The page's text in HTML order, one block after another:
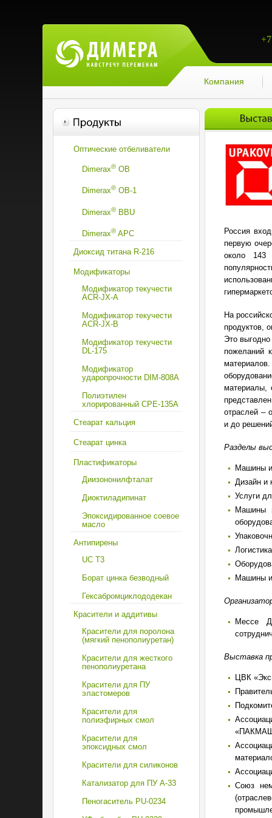
Компания
Оптические отбеливатели
Dimerax®OB
Dimerax®OВ-1
Dimerax®BBU
Dimerax®APC
Диоксид титана R-216
Модификаторы
Модификатор текучести
ACR-JX-A
Модификатор текучести
ACR-JX-B
Модификатор текучести
DL-175
Модификатор
ударопрочности DIM-808А
Полиэтилен
хлорированный CPE-135А
Стеарат кальция
Стеарат цинка
Пластификаторы
Диизононилфталат
Диоктиладипинат
Эпоксидированное соевое
масло
Антипирены
UC T3
Борат цинка безводный
Гексабромциклододекан
Красители и аддитивы
Красители для поролона
(мягкий пенополиуретан)
Красители для жесткого
пенополиуретана
Красители для ПУ
эластомеров
Красители для
полиэфирных смол
Красители для
эпоксидных смол
Красители для силиконов
Катализатор для ПУ A-33
Пеногаситель PU-0234
Россия
первую
около 143
На
продуктов,
Это
пожеланий
материалы,
отраслей –
и до
Разделы
Машины и
Дизайн и
Услуги
Машины
Машины и
Мессе
Выставка
ЦВК
Союз